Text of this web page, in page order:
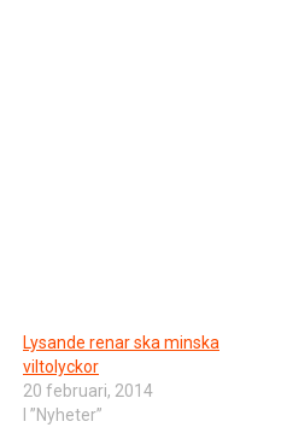
Lysande renar ska minska
viltolyckor
20 februari, 2014
I ”Nyheter”